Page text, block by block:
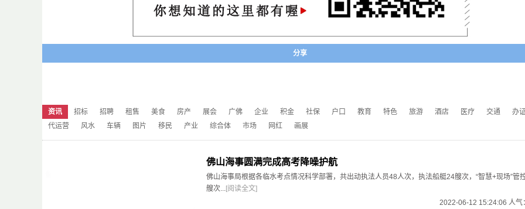
分享
资讯 招标 招聘 租售 美食 房产 展会 广佛 企业 积金 社保 户口 教育 特色 旅游 酒店 医疗 交通 办证
代运营
风水 车辆 图片 移民 产业 综合体 市场 网红 画展
佛山海事圆满完成高考降噪护航
佛山海事局根据各临水考点情况科学部署，共出动执法人员48人次，执法船艇24艘次，“智慧+现场”管
艘次...[阅读全文]
2022-06-12 15:24:06 人气